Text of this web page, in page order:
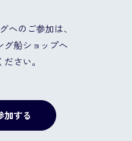
へのご参加は、
グ船ショップへ
さい。
加する